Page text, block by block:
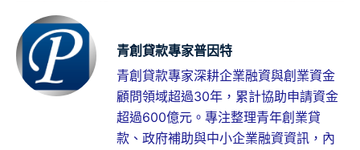
青創貸款專家普因特
青創貸款專家深耕企業融資與創業資金
顧問領域超過30年，累計協助申請資金
超過600億元。專注整理青年創業貸
款、政府補助與中小企業融資資訊，內